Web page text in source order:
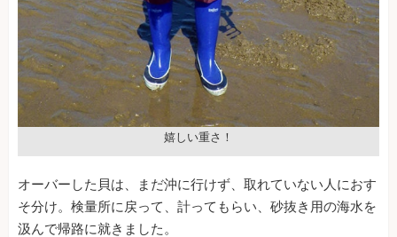
嬉しい重さ！
オーバーした貝は、まだ沖に行けず、取れていない人におす
そ分け。検量所に戻って、計ってもらい、砂抜き用の海水を
汲んで帰路に就きました。